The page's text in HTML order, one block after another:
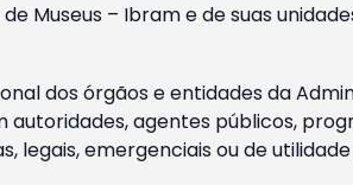
Museus – Ibram e de suas
dos órgãos e entidades da
agentes públicos,
emergenciais ou de